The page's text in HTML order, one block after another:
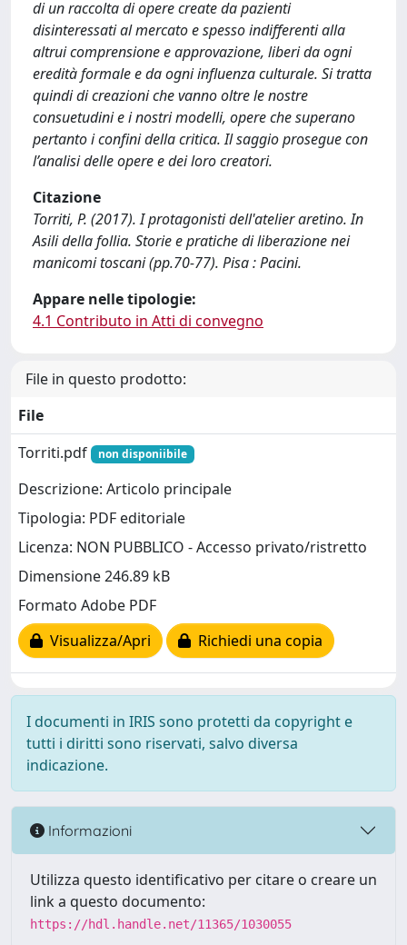
di un raccolta di opere create da pazienti
disinteressati al mercato e spesso indifferenti alla
altrui comprensione e approvazione, liberi da ogni
eredità formale e da ogni influenza culturale. Si tratta
quindi di creazioni che vanno oltre le nostre
consuetudini e i nostri modelli, opere che superano
pertanto i confini della critica. Il saggio prosegue con
l’analisi delle opere e dei loro creatori.
Citazione
Torriti, P. (2017). I protagonisti dell'atelier aretino. In
Asili della follia. Storie e pratiche di liberazione nei
manicomi toscani (pp.70-77). Pisa : Pacini.
Appare nelle tipologie:
4.1 Contributo in Atti di convegno
File in questo prodotto:
File
Torriti.pdf
non disponiibile
Descrizione: Articolo principale
Tipologia: PDF editoriale
Licenza: NON PUBBLICO - Accesso privato/ristretto
Dimensione 246.89 kB
Formato Adobe PDF
Visualizza/Apri
Richiedi una copia
I documenti in IRIS sono protetti da copyright e
tutti i diritti sono riservati, salvo diversa
indicazione.
Informazioni
Utilizza questo identificativo per citare o creare un
link a questo documento:
https://hdl.handle.net/11365/1030055